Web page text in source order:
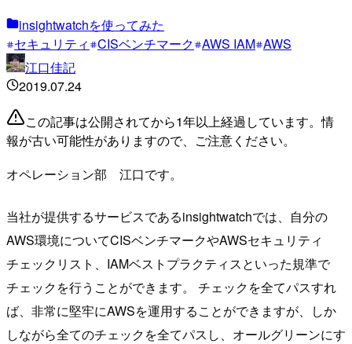
insightwatchを使ってみた
セキュリティ CISベンチマーク AWS IAM AWS
江口佳記
2019.07.24
この記事は公開されてから1年以上経過しています。情
報が古い可能性がありますので、ご注意ください。
オペレーション部 江口です。
当社が提供するサービスであるinsightwatchでは、自分の
AWS環境についてCISベンチマークやAWSセキュリティ
チェックリスト、IAMベストプラクティスといった規準で
チェックを行うことができます。 チェックを全てパスすれ
ば、非常に堅牢にAWSを運用することができますが、しか
しながら全てのチェックを全てパスし、オールグリーンにす